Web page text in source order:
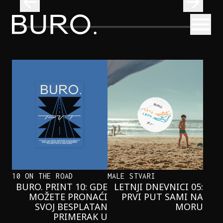
BURO.
ONAJ JEDAN PROIZVOD KOJI
STALNO SELIMO SA POLICE U
TORBE
10 ON THE ROAD
BURO. PRINT 10: GDE
MOŽETE PRONAĆI
SVOJ BESPLATAN
PRIMERAK U
MALE STVARI
LETNJI DNEVNICI 05:
PRVI PUT SAMI NA
MORU